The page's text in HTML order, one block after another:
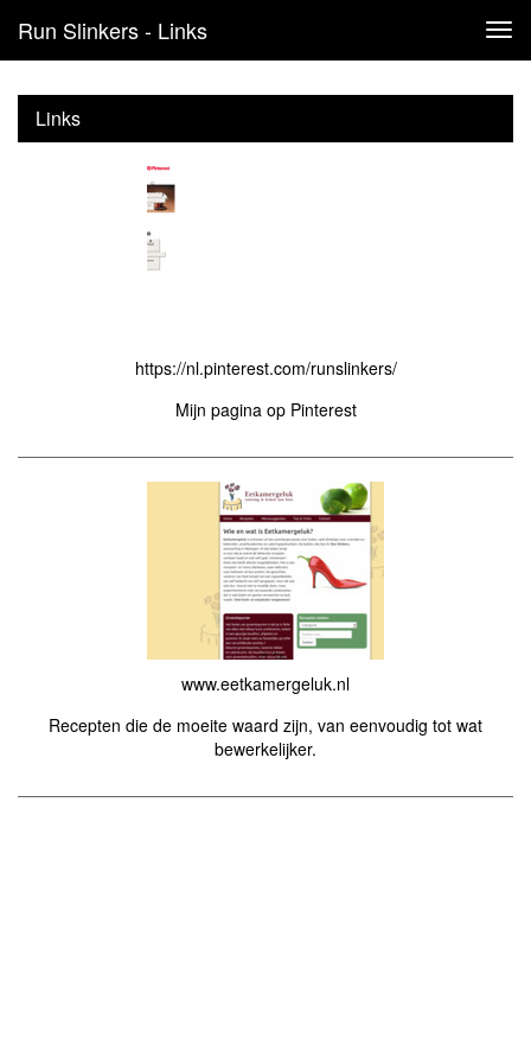
Run Slinkers - Links
Links
https://nl.pinterest.com/runslinkers/
Mijn pagina op Pinterest
www.eetkamergeluk.nl
Recepten die de moeite waard zijn, van eenvoudig tot wat
bewerkelijker.